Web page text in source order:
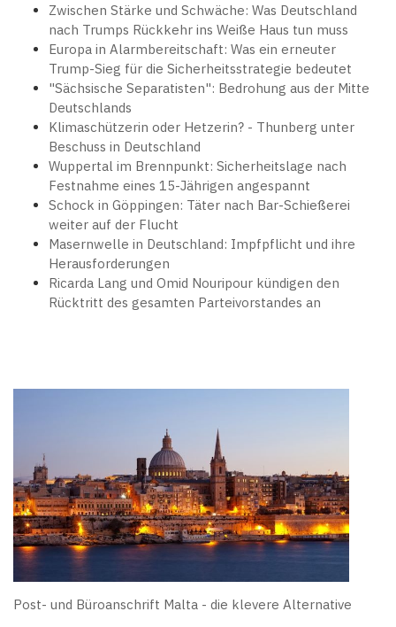
Zwischen Stärke und Schwäche: Was Deutschland
nach Trumps Rückkehr ins Weiße Haus tun muss
Europa in Alarmbereitschaft: Was ein erneuter
Trump-Sieg für die Sicherheitsstrategie bedeutet
"Sächsische Separatisten": Bedrohung aus der Mitte
Deutschlands
Klimaschützerin oder Hetzerin? - Thunberg unter
Beschuss in Deutschland
Wuppertal im Brennpunkt: Sicherheitslage nach
Festnahme eines 15-Jährigen angespannt
Schock in Göppingen: Täter nach Bar-Schießerei
weiter auf der Flucht
Masernwelle in Deutschland: Impfpflicht und ihre
Herausforderungen
Ricarda Lang und Omid Nouripour kündigen den
Rücktritt des gesamten Parteivorstandes an
Post- und Büroanschrift Malta - die klevere Alternative